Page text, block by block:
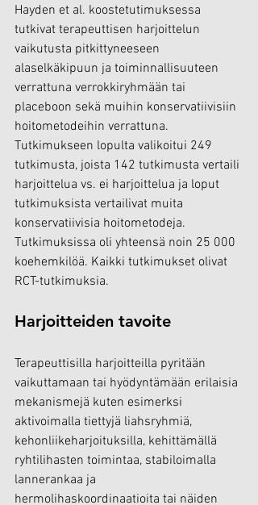
Hayden et al. koostetutimuksessa
tutkivat terapeuttisen harjoittelun
vaikutusta pitkittyneeseen
alaselkäkipuun ja toiminnallisuuteen
verrattuna verrokkiryhmään tai
placeboon sekä muihin konservatiivisiin
hoitometodeihin verrattuna.
Tutkimukseen lopulta valikoitui 249
tutkimusta, joista 142 tutkimusta vertaili
harjoittelua vs. ei harjoittelua ja loput
tutkimuksista vertailivat muita
konservatiivisia hoitometodeja.
Tutkimuksissa oli yhteensä noin 25 000
koehemkilöä. Kaikki tutkimukset olivat
RCT-tutkimuksia.
Harjoitteiden tavoite
Terapeuttisilla harjoitteilla pyritään
vaikuttamaan tai hyödyntämään erilaisia
mekanismejä kuten esimerksi
aktivoimalla tiettyjä liahsryhmiä,
kehonliikeharjoituksilla, kehittämällä
ryhtilihasten toimintaa, stabiloimalla
lannerankaa ja
hermolihaskoordinaatioita tai näiden